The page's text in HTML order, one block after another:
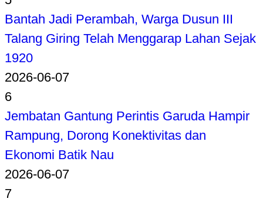
Bantah Jadi Perambah, Warga Dusun III
Talang Giring Telah Menggarap Lahan Sejak
1920
2026-06-07
6
Jembatan Gantung Perintis Garuda Hampir
Rampung, Dorong Konektivitas dan
Ekonomi Batik Nau
2026-06-07
7